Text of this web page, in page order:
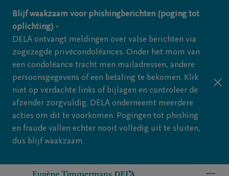
Overslaan en naar inhoud gaan
Blijf waakzaam voor phishingberichten (poging tot
oplichting) -
DELA ontvangt meldingen over valse berichten via
zogezegde privécondoléances. Onder het mom van
een condoléance tracht men mailadressen, andere
persoonsgegevens of een betaling te bekomen. Klik
niet op verdachte links of bijlagen en controleer de
afzender zorgvuldig. DELA onderneemt meerdere
acties om dit te voorkomen. Pogingen tot phishing
en fraude vallen echter nooit volledig uit te sluiten,
dus blijf waakzaam.